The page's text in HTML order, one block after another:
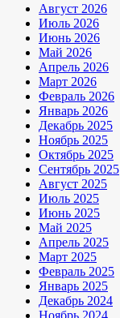
Август 2026
Июль 2026
Июнь 2026
Май 2026
Апрель 2026
Март 2026
Февраль 2026
Январь 2026
Декабрь 2025
Ноябрь 2025
Октябрь 2025
Сентябрь 2025
Август 2025
Июль 2025
Июнь 2025
Май 2025
Апрель 2025
Март 2025
Февраль 2025
Январь 2025
Декабрь 2024
Ноябрь 2024